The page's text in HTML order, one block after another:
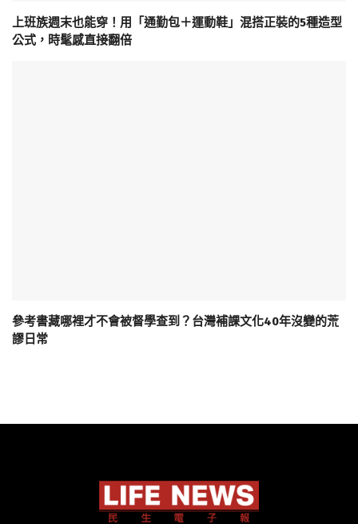
上班族週末也能穿！用「通勤包＋運動鞋」混搭正裝的5種造型
公式，時髦感直接翻倍
參考書藏哪裡才不會被督學查到？台灣補課文化40年沒變的荒
謬日常